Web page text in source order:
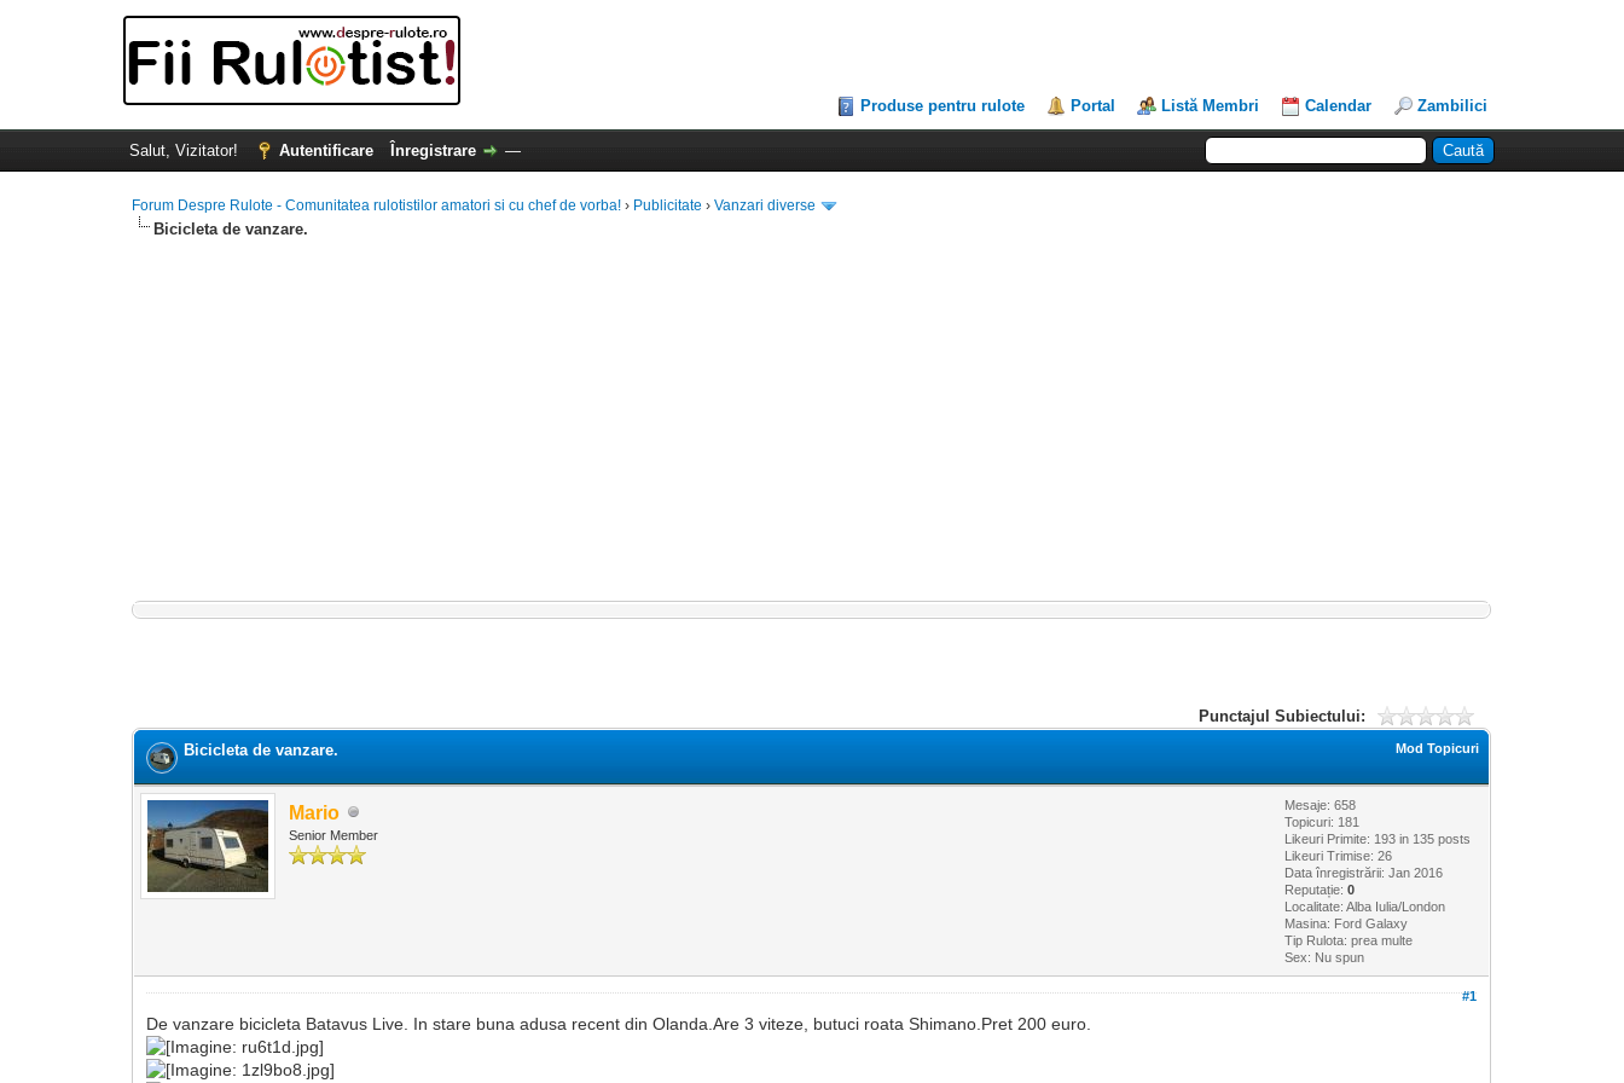
Produse pentru rulote Portal Listă Membri Calendar Zambilici
Salut, Vizitator! Autentificare Înregistrare —
Forum Despre Rulote - Comunitatea rulotistilor amatori si cu chef de vorba! › Publicitate ›Vanzari diverse
Bicicleta de vanzare.
Punctajul Subiectului:
Mod Topicuri
Bicicleta de vanzare.
Mario
Senior Member
Mesaje: 658
Topicuri: 181
Likeuri Primite: 193 in 135 posts
Likeuri Trimise: 26
Data înregistrării: Jan 2016
Reputație:0
Localitate: Alba Iulia/London
Masina: Ford Galaxy
Tip Rulota: prea multe
Sex: Nu spun
#1
De vanzare bicicleta Batavus Live. In stare buna adusa recent din Olanda.Are 3 viteze, butuci roata Shimano.Pret 200 euro.